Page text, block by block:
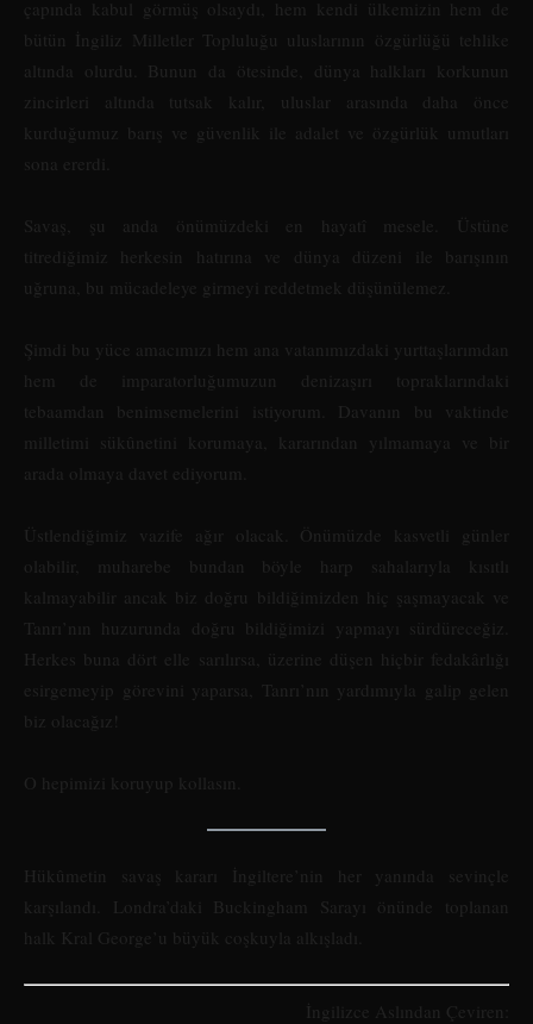
çapında kabul görmüş olsaydı, hem kendi ülkemizin hem de
bütün İngiliz Milletler Topluluğu uluslarının özgürlüğü tehlike
altında olurdu. Bunun da ötesinde, dünya halkları korkunun
zincirleri altında tutsak kalır, uluslar arasında daha önce
kurduğumuz barış ve güvenlik ile adalet ve özgürlük umutları
sona ererdi.
Savaş, şu anda önümüzdeki en hayatî mesele. Üstüne
titrediğimiz herkesin hatırına ve dünya düzeni ile barışının
uğruna, bu mücadeleye girmeyi reddetmek düşünülemez.
Şimdi bu yüce amacımızı hem ana vatanımızdaki yurttaşlarımdan
hem de imparatorluğumuzun denizaşırı topraklarındaki
tebaamdan benimsemelerini istiyorum. Davanın bu vaktinde
milletimi sükûnetini korumaya, kararından yılmamaya ve bir
arada olmaya davet ediyorum.
Üstlendiğimiz vazife ağır olacak. Önümüzde kasvetli günler
olabilir, muharebe bundan böyle harp sahalarıyla kısıtlı
kalmayabilir ancak biz doğru bildiğimizden hiç şaşmayacak ve
Tanrı’nın huzurunda doğru bildiğimizi yapmayı sürdüreceğiz.
Herkes buna dört elle sarılırsa, üzerine düşen hiçbir fedakârlığı
esirgemeyip görevini yaparsa, Tanrı’nın yardımıyla galip gelen
biz olacağız!
O hepimizi koruyup kollasın.
Hükûmetin savaş kararı İngiltere’nin her yanında sevinçle
karşılandı. Londra’daki Buckingham Sarayı önünde toplanan
halk Kral George’u büyük coşkuyla alkışladı.
İngilizce Aslından Çeviren: